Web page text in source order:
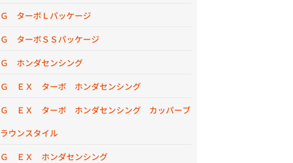
Ｇ ターボＬパッケージ
Ｇ ターボＳＳパッケージ
Ｇ ホンダセンシング
Ｇ ＥＸ ターボ ホンダセンシング
Ｇ ＥＸ ターボ ホンダセンシング カッパーブ
ラウンスタイル
Ｇ ＥＸ ホンダセンシング